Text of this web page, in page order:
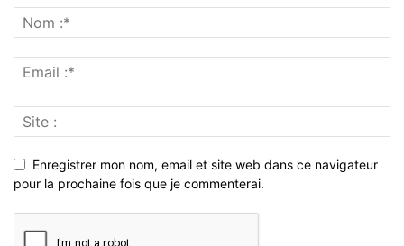
Enregistrer mon nom, email et site web dans ce navigateur
pour la prochaine fois que je commenterai.